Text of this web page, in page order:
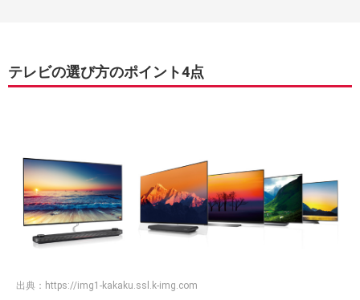
テレビの選び方のポイント4点
出典： https://img1-kakaku.ssl.k-img.com